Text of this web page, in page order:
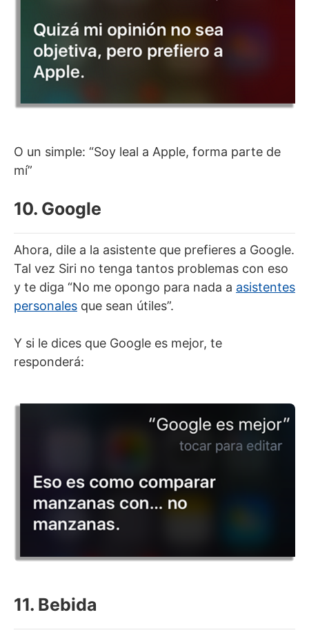
O un simple: “Soy leal a Apple, forma parte de
mí”
10. Google
Ahora, dile a la asistente que prefieres a Google.
Tal vez Siri no tenga tantos problemas con eso
y te diga “No me opongo para nada a asistentes
personales que sean útiles”.
Y si le dices que Google es mejor, te
responderá:
11. Bebida